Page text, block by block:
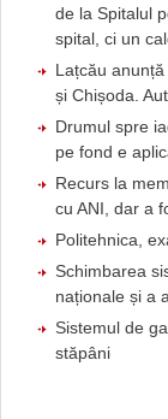
de la Spitalul
spital, ci un
Lațcău
și Chișoda.
Drumul spre
pe fond e
Recurs la
cu ANI, dar a
Politehnica,
Schimbarea
naționale și a
Sistemul de
stăpâni